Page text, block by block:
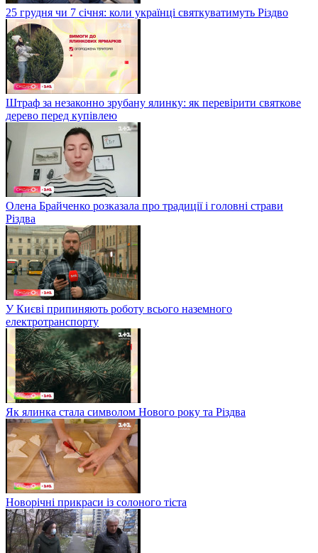
25 грудня чи 7 січня: коли українці святкуватимуть Різдво
Штраф за незаконно зрубану ялинку: як перевірити святкове
дерево перед купівлею
Олена Брайченко розказала про традиції і головні страви
Різдва
У Києві припиняють роботу всього наземного
електротранспорту
Як ялинка стала символом Нового року та Різдва
Новорічні прикраси із солоного тіста